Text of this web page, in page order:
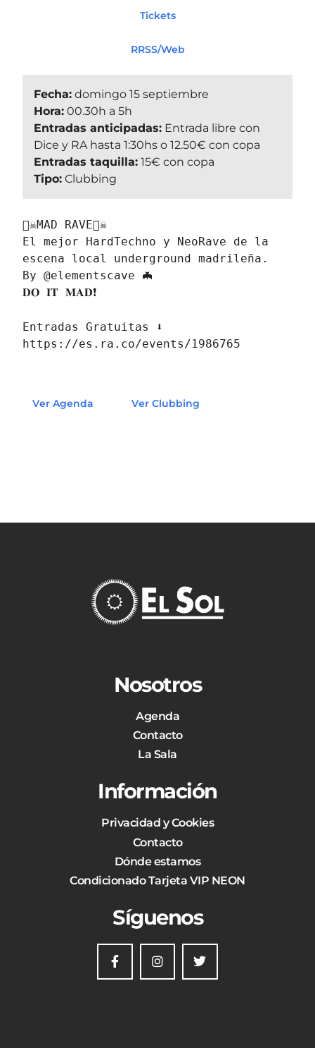
Tickets
RRSS/Web
Fecha: domingo 15 septiembre
Hora: 00.30h a 5h
Entradas anticipadas: Entrada libre con
Dice y RA hasta 1:30hs o 12.50€ con copa
Entradas taquilla: 15€ con copa
Tipo: Clubbing
🏴‍☠️MAD RAVE🏴‍☠️
El mejor HardTechno y NeoRave de la
escena local underground madrileña.
By @elementscave 🦇
𝐃𝐎 𝐈𝐓 𝐌𝐀𝐃❗
Entradas Gratuitas ⬇
https://es.ra.co/events/1986765
Ver Agenda Ver Clubbing
Nosotros
Agenda
Contacto
La Sala
Información
Privacidad y Cookies
Contacto
Dónde estamos
Condicionado Tarjeta VIP NEON
Síguenos